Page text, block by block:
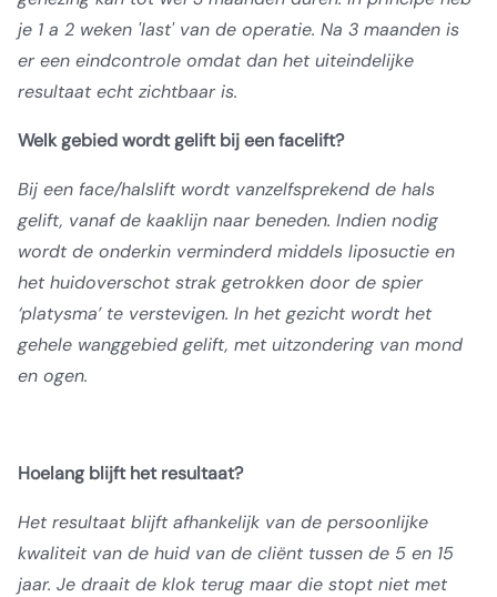
je 1 a 2 weken 'last' van de operatie. Na 3 maanden is
er een eindcontrole omdat dan het uiteindelijke
resultaat echt zichtbaar is.
Welk gebied wordt gelift bij een facelift?
Bij een face/halslift wordt vanzelfsprekend de hals
gelift, vanaf de kaaklijn naar beneden. Indien nodig
wordt de onderkin verminderd middels liposuctie en
het huidoverschot strak getrokken door de spier
‘platysma’ te verstevigen. In het gezicht wordt het
gehele wanggebied gelift, met uitzondering van mond
en ogen.
Hoelang blijft het resultaat?
Het resultaat blijft afhankelijk van de persoonlijke
kwaliteit van de huid van de cliënt tussen de 5 en 15
jaar. Je draait de klok terug maar die stopt niet met